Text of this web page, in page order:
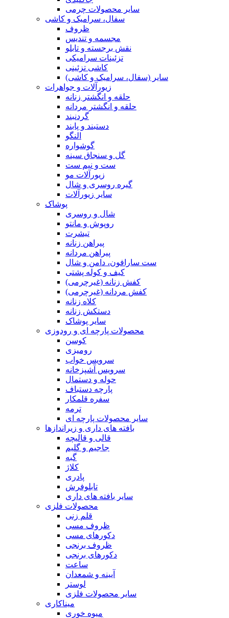
سایر محصولات چرمی
سفال، سرامیک و کاشی
ظروف
مجسمه و تندیس
نقش برجسته و تابلو
تزئینات سرامیکی
کاشی تزئینی
سایر (سفال، سرامیک و کاشی)
زیورآلات و جواهرات
حلقه و انگشتر زنانه
حلقه و انگشتر مردانه
گردنبند
دستبند و پابند
النگو
گوشواره
گل و سنجاق سینه
ست و نیم ست
زیورآلات مو
گیره روسری و شال
سایر زیورآلات
پوشاک
شال و روسری
روپوش و مانتو
تیشرت
پیراهن زنانه
پیراهن مردانه
ست سارافون، دامن و شال
کیف و کوله پشتی
کفش زنانه (غیرچرمی)
کفش مردانه (غیرچرمی)
کلاه زنانه
دستکش زنانه
سایر پوشاک
محصولات پارچه ای و رودوزی
کوسن
رومیزی
سرویس خواب
سرویس آشپزخانه
حوله و دستمال
پارچه دستباف
سفره قلمکار
ترمه
سایر محصولات پارچه ای
بافته های داری و زیراندازها
قالی و قالیچه
جاجیم و گلیم
گبه
کلاژ
پادری
تابلوفرش
سایر بافته های داری
محصولات فلزی
قلم زنی
ظروف مسی
دکورهای مسی
ظروف برنجی
دکورهای برنجی
ساعت
آیینه و شمعدان
لوستر
سایر محصولات فلزی
میناکاری
میوه خوری